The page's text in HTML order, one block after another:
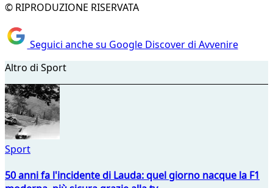
© RIPRODUZIONE RISERVATA
Seguici anche su Google Discover di Avvenire
Altro di Sport
Sport
50 anni fa l'incidente di Lauda: quel giorno nacque la F1